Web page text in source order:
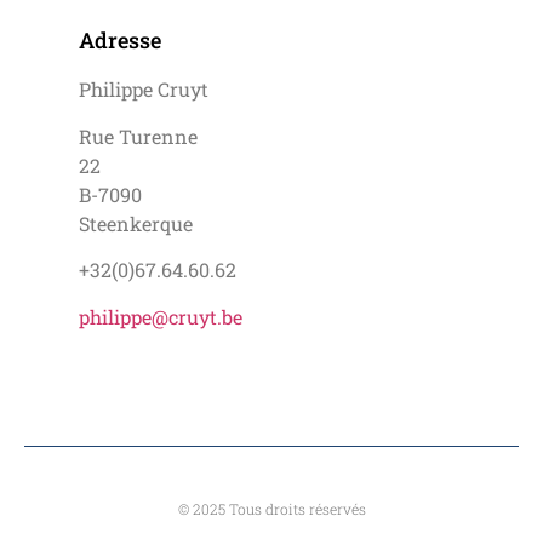
Adresse
Philippe Cruyt
Rue Turenne
22
B-7090
Steenkerque
+32(0)67.64.60.62
philippe@cruyt.be
© 2025 Tous droits réservés